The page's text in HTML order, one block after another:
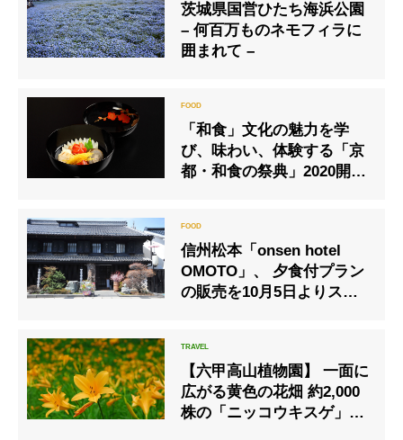
茨城県国営ひたち海浜公園
– 何百万ものネモフィラに
囲まれて –
「和食」文化の魅力を学
び、味わい、体験する「京
都・和食の祭典」2020開
信州松本「onsen hotel
OMOTO」、 夕食付プラン
の販売を10月5日よりスタ
【六甲高山植物園】 一面に
広がる黄色の花畑 約2,000
株の「ニッコウキスゲ」が